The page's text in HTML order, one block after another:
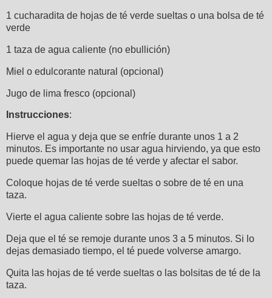
1 cucharadita de hojas de té verde sueltas o una bolsa de té
verde
1 taza de agua caliente (no ebullición)
Miel o edulcorante natural (opcional)
Jugo de lima fresco (opcional)
Instrucciones:
Hierve el agua y deja que se enfríe durante unos 1 a 2
minutos. Es importante no usar agua hirviendo, ya que esto
puede quemar las hojas de té verde y afectar el sabor.
Coloque hojas de té verde sueltas o sobre de té en una
taza.
Vierte el agua caliente sobre las hojas de té verde.
Deja que el té se remoje durante unos 3 a 5 minutos. Si lo
dejas demasiado tiempo, el té puede volverse amargo.
Quita las hojas de té verde sueltas o las bolsitas de té de la
taza.